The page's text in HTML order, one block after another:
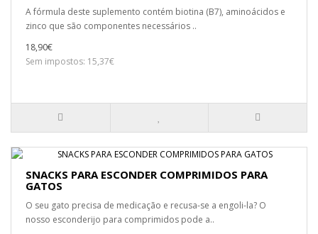
A fórmula deste suplemento contém biotina (B7), aminoácidos e
zinco que são componentes necessários ..
18,90€
Sem impostos: 15,37€
SNACKS PARA ESCONDER COMPRIMIDOS PARA
GATOS
O seu gato precisa de medicação e recusa-se a engoli-la? O
nosso esconderijo para comprimidos pode a..